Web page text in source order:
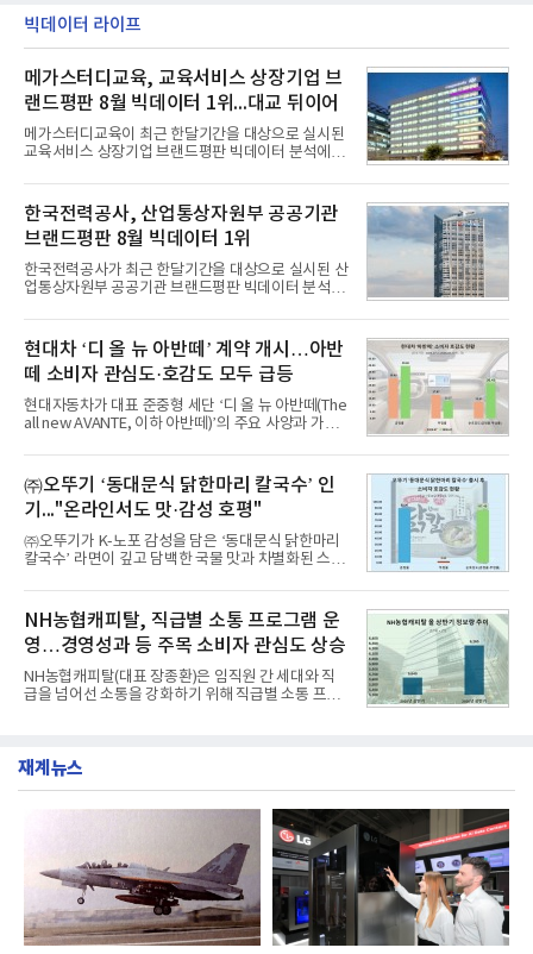
빅데이터 라이프
메가스터디교육, 교육서비스 상장기업 브
랜드평판 8월 빅데이터 1위...대교 뒤이어
메가스터디교육이 최근 한달기간을 대상으로 실시된
교육서비스 상장기업 브랜드평판 빅데이터 분석에서
일 한국기업평판연구소(소장 구창환)는 국내 교육서
비스 상장기업 브랜드를 대상으로 지난 7월 7일부터
8월 7일까지 수집된 소비자 빅데이터 10,074,233건
을 분석한 결과, 메가스터디교육이 브랜드평판지수
1,710,926을 기록하며 8월 1위에 올랐다고 밝혔다.
분석에 활용된 빅데이터는 지난 7월(9,491,206건) 대
비 6.14% 증가한 수치로, 교육서비스 상장기업 브랜
디교육, 대교, 디지
한국전력공사, 산업통상자원부 공공기관
브랜드평판 8월 빅데이터 1위
한국전력공사가 최근 한달기간을 대상으로 실시된 산
업통상자원부 공공기관 브랜드평판 빅데이터 분석에
이 순으로 뒤를 이었다.7일 한국기업평판연구소(소장
구창환)는 산업통상자원부 공공기관 41개 브랜드를
대상으로 지난 7월 7일부터 8월 7일까지 수집된 소비
자 빅데이터 91,102,549건을 분석한 결과, 한국전력
공사가 브랜드평판지수 10,670,633을 기록하며 8월
1위에 올랐다고 밝혔다. 분석에 활용된 빅데이터는 지
난 7월(88,893,823건) 대비 2.48% 증가한 수치다.연
수력원자력, 한국석
현대차 ‘디 올 뉴 아반떼’ 계약 개시…아반
떼 소비자 관심도·호감도 모두 급등
현대자동차가 대표 준중형 세단 ‘디 올 뉴 아반떼(The
all new AVANTE, 이하 아반떼)’의 주요 사양과 가격
떼는 6년 만에 선보이는 8세대 완전변경 모델로, ▲정
교한 선과 면을 중심으로 완성한 파격적인 디자인 ▲
과거 중형 세단 수준으로 확대된 차체 제원 ▲글로벌
최고 수준의 안전성 ▲성능과 효율을 동시에 높인 주
행 완성도 ▲첨단 편의 및 디지털 사양 적용 등을 통해
글로벌 준중형 세단의 새로운 기준을 세웠다.아반떼
는 가솔린 2.0과 1.6 하이브리드 두 가지 파워트레인
넘
㈜오뚜기 ‘동대문식 닭한마리 칼국수’ 인
기..."온라인서도 맛·감성 호평"
㈜오뚜기가 K-노포 감성을 담은 ‘동대문식 닭한마리
칼국수’ 라면이 깊고 담백한 국물 맛과 차별화된 스토
혔다.‘동대문식 닭한마리 칼국수’는 예상을 뛰어넘는
소비자 호응에 힘입어 지난 7월 13일 첫 선을 보인 지
단 18일 만에 누적 판매량 50만 개를 돌파하는 성과를
거두었다.이번 신제품은 개발진이 전국의 닭한마리
전문점을 직접 찾아 다니며 최적의 육수 비율을 완성
했다. 자극적이지 않으면서도 깊은 닭육수에 마늘의
개운한 풍미를 더했으며, 국물이 잘 배어들면서도 쫄
서도
NH농협캐피탈, 직급별 소통 프로그램 운
영…경영성과 등 주목 소비자 관심도 상승
NH농협캐피탈(대표 장종환)은 임직원 간 세대와 직
급을 넘어선 소통을 강화하기 위해 직급별 소통 프로
영지원부 홍보팀과 2026년 새로이(e)＊가 공동 주관
쳐 진행됐다.참고로 새로이(e)는 NH농협캐피탈 MZ
세대들로(과장~계장) 구성된 자율 참여조직으로, 조
직문화 혁신과 업무 효율성 향상을 위한 다양한 활동
을 추진하며,새로운 변화와 이로운 영향력을 조직전
반에 전파하는 역할
재계뉴스